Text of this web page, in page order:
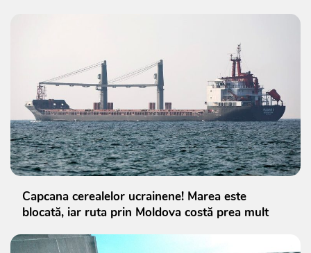
Capcana cerealelor ucrainene! Marea este
blocată, iar ruta prin Moldova costă prea mult